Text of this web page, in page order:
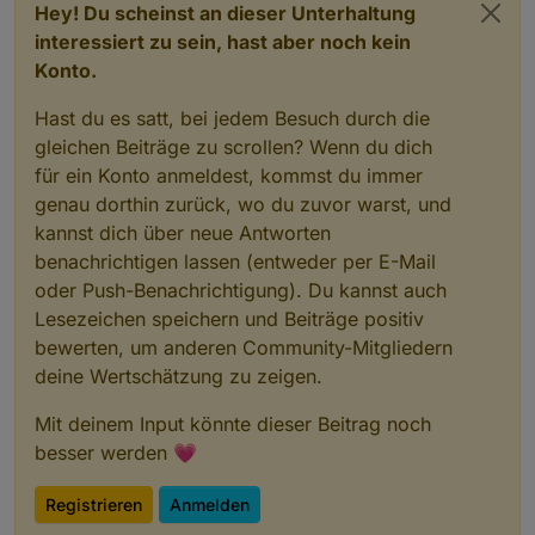
Hey! Du scheinst an dieser Unterhaltung
interessiert zu sein, hast aber noch kein
Konto.
Hast du es satt, bei jedem Besuch durch die
gleichen Beiträge zu scrollen? Wenn du dich
für ein Konto anmeldest, kommst du immer
genau dorthin zurück, wo du zuvor warst, und
kannst dich über neue Antworten
benachrichtigen lassen (entweder per E-Mail
oder Push-Benachrichtigung). Du kannst auch
Lesezeichen speichern und Beiträge positiv
bewerten, um anderen Community-Mitgliedern
deine Wertschätzung zu zeigen.
Mit deinem Input könnte dieser Beitrag noch
besser werden 💗
Registrieren Anmelden